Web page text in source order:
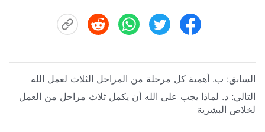
السابق: ب. أهمية كل مرحلة من المراحل الثلاث لعمل الله
التالي: د. لماذا يجب على الله أن يكمل ثلاث مراحل من العمل
لخلاص البشرية